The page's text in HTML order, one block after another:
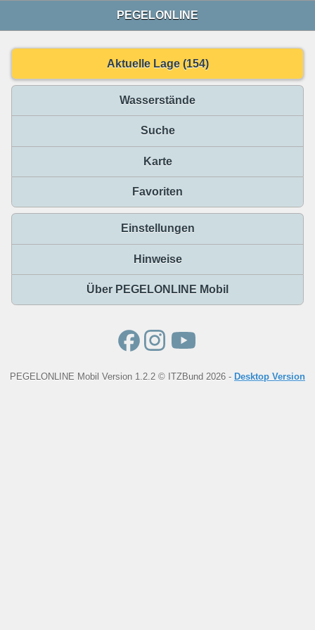
PEGELONLINE
Aktuelle Lage (154)
Wasserstände
Suche
Karte
Favoriten
Einstellungen
Hinweise
Über PEGELONLINE Mobil
PEGELONLINE Mobil Version 1.2.2 © ITZBund 2026 - Desktop Version